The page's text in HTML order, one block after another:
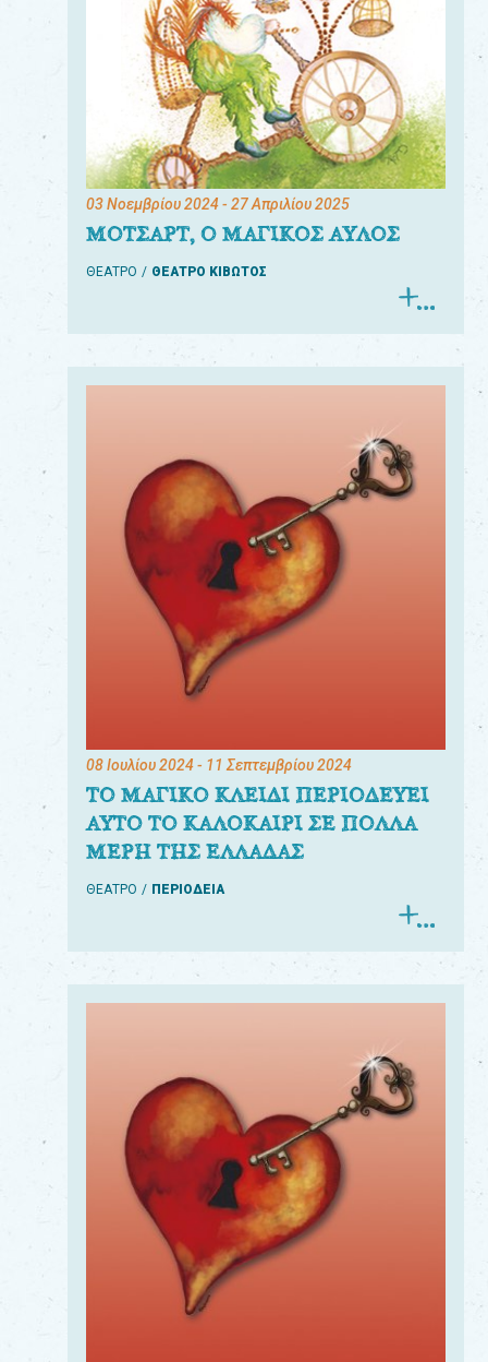
03 Νοεμβρίου 2024- 27 Απριλίου 2025
ΜΟΤΣΑΡΤ, Ο ΜΑΓΙΚΟΣ ΑΥΛΟΣ
ΘΕΑΤΡΟ ΘΕΑΤΡΟ ΚΙΒΩΤΟΣ
08 Ιουλίου 2024- 11 Σεπτεμβρίου 2024
ΤΟ ΜΑΓΙΚΟ ΚΛΕΙΔΙ ΠΕΡΙΟΔΕΥΕΙ
ΑΥΤΟ ΤΟ ΚΑΛΟΚΑΙΡΙ ΣΕ ΠΟΛΛΑ
ΜΕΡΗ ΤΗΣ ΕΛΛΑΔΑΣ
ΘΕΑΤΡΟ ΠΕΡΙΟΔΕΙΑ